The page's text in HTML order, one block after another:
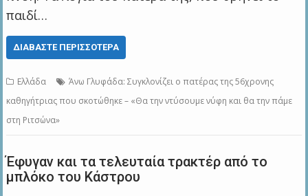
παιδί…
ΔΙΑΒΆΣΤΕ ΠΕΡΙΣΣΌΤΕΡΑ
Ελλάδα
Άνω Γλυφάδα: Συγκλονίζει ο πατέρας της 56χρονης
καθηγήτριας που σκοτώθηκε – «Θα την ντύσουμε νύφη και θα την πάμε
στη Ριτσώνα»
Έφυγαν και τα τελευταία τρακτέρ από το
μπλόκο του Κάστρου